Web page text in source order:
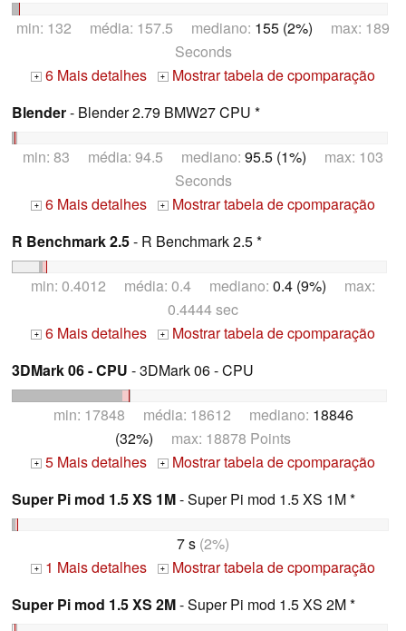
min: 132 média: 157.5 mediano: 155 (2%) max: 189
Seconds
+ 6 Mais detalhes + Mostrar tabela de cpomparação
Blender- Blender 2.79 BMW27 CPU *
min: 83 média: 94.5 mediano: 95.5 (1%) max: 103
Seconds
+ 6 Mais detalhes + Mostrar tabela de cpomparação
R Benchmark 2.5- R Benchmark 2.5 *
min: 0.4012 média: 0.4 mediano: 0.4 (9%) max:
0.4444 sec
+ 6 Mais detalhes + Mostrar tabela de cpomparação
3DMark 06 - CPU - 3DMark 06 - CPU
min: 17848 média: 18612 mediano: 18846
(32%) max: 18878 Points
+ 5 Mais detalhes + Mostrar tabela de cpomparação
Super Pi mod 1.5 XS 1M- Super Pi mod 1.5 XS 1M *
7 s (2%)
+ 1 Mais detalhes + Mostrar tabela de cpomparação
Super Pi mod 1.5 XS 2M- Super Pi mod 1.5 XS 2M *